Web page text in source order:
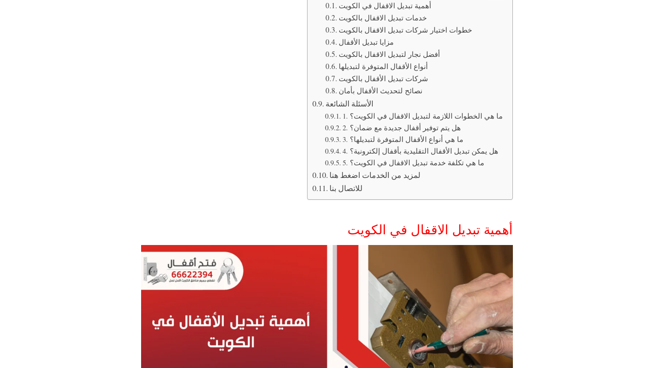
أهمية تبديل الاقفال في الكويت
خدمات تبديل الاقفال بالكويت
خطوات اختيار شركات تبديل الاقفال بالكويت
مزايا تبديل الأقفال
أفضل نجار لتبديل الاقفال بالكويت
أنواع الأقفال المتوفرة لتبديلها
شركات تبديل الأقفال بالكويت
نصائح لتحديث الأقفال بأمان
1. ما هي الخطوات اللازمة لتبديل الاقفال في الكويت؟
2. هل يتم توفير أقفال جديدة مع ضمان؟
3. ما هي أنواع الأقفال المتوفرة لتبديلها؟
4. هل يمكن تبديل الأقفال التقليدية بأقفال إلكترونية؟
5. ما هي تكلفة خدمة تبديل الاقفال في الكويت؟
لمزيد من الخدمات اضغط هنا
للاتصال بنا
أهمية تبديل الاقفال في الكويت